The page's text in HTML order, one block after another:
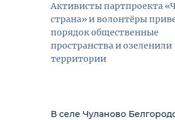
Активисты партпроекта
страна» и волонтёры
порядок общественные
пространства и озеленили
территории
В селе Чуланово